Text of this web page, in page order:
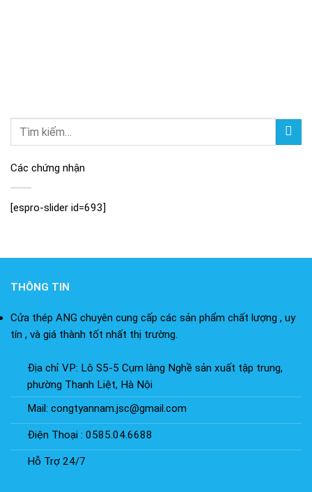
Các chứng nhận
[espro-slider id=693]
THÔNG TIN
Cửa thép ANG chuyên cung cấp các sản phẩm chất lượng , uy
tín , và giá thành tốt nhất thị trường.
Địa chỉ VP: Lô S5-5 Cụm làng Nghề sản xuất tập trung,
phường Thanh Liệt, Hà Nội
Mail: congtyannam.jsc@gmail.com
Điện Thoại : 0585.04.6688
Hỗ Trợ 24/7